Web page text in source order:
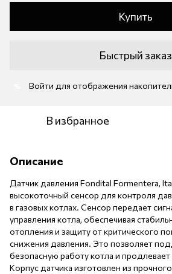
Купить
Быстрый заказ
Войти для отображения
В избранное
Описание
Датчик давления Fondital Formentera,
высокоточный сенсор для контроля
в газовых котлах. Сенсор передает
управления котла, обеспечивая
отопления и защиту от критического
снижения давления. Это позволяет
безопасную работу котла и
Корпус датчика изготовлен из